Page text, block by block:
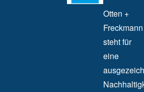
Otten +
Freckmann
steht für
eine